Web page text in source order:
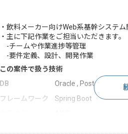
・飲料メーカー向けWeb系基幹システ
・主に下記作業をご担当いただきます。
-チームや作業進捗等管理
-要件定義、設計、開発作業
この案件で扱う技術
DB
Oracle , PostgreSQL
フレームワーク
Spring Boot